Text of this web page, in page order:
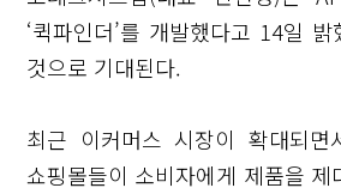
‘퀵파인더’를 개발했다고 14일
것으로 기대된다.
최근 이커머스 시장이 확대되
쇼핑몰들이 소비자에게 제품을